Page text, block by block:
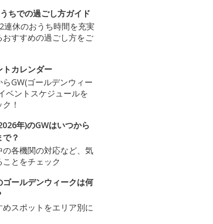
ちでの過ごし方ガイド
連休のおうち時間を充実
おすすめの過ごし方をご
トカレンダー
らGW(ゴールデンウィー
ベントスケジュールを
！
年)のGWはいつから
で？
の各機関の対応など、気
ことをチェック
ゴールデンウィークは何
めスポットをエリア別に